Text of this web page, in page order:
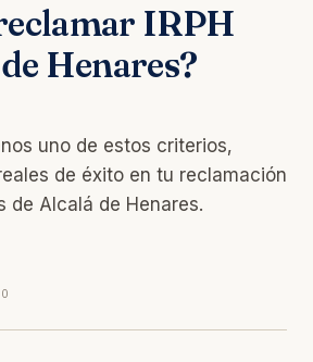
IRPH
Henares?
uno de estos criterios,
de éxito en tu reclamación
de Alcalá de Henares.